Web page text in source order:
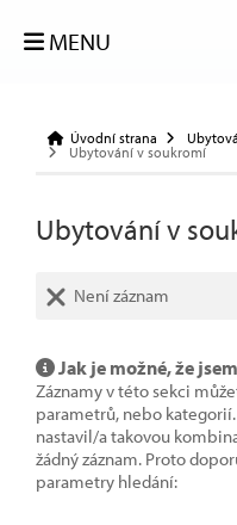
MENU
Úvodní strana
Ubytování v soukromí
Ubytování v
Není záznam
Jak je možné, že
Záznamy v této sekci
parametrů, nebo
nastavil/a takovou
žádný záznam. Proto
parametry hledání: